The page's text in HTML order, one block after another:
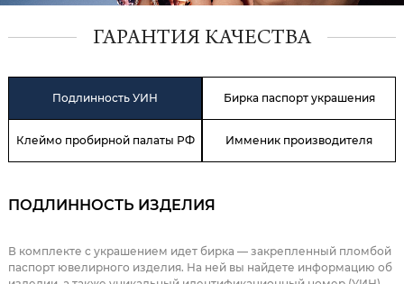
ГАРАНТИЯ КАЧЕСТВА
Подлинность УИН Бирка паспорт украшения
Клеймо пробирной палаты РФ Имменик производителя
ПОДЛИННОСТЬ ИЗДЕЛИЯ
В комплекте с украшением идет бирка — закрепленный пломбой
паспорт ювелирного изделия. На ней вы найдете информацию об